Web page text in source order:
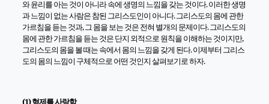
와 윤리를 아는 것이 아니라 속에 생명의 느낌을 갖는 것이다. 이러한 생명
과 느낌이 없는 사람은 참된 그리스도인이 아니다. 그리스도의 몸에 관한
가르침을 듣는 것과, 그 몸을 보는 것은 전혀 별개의 문제이다. 그리스도의
몸에 관한 가르침을 듣는 것은 단지 외적으로 원칙을 이해하는 것이지만,
그리스도의 몸을 볼 때는 속에서 몸의 느낌을 갖게 된다. 이제부터 그리스
도의 몸의 느낌이 구체적으로 어떤 것인지 살펴보기로 하자.
(1) 형제를 사랑함